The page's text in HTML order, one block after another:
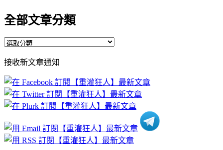
全部文章分類
全
文
章
分
類
接收新文章通知